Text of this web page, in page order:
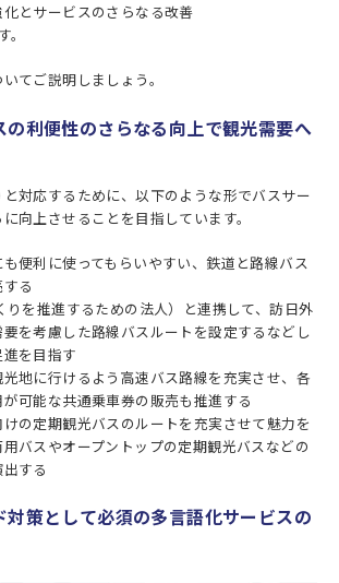
とサービスのさらなる改善
てご説明しましょう。
の利便性のさらなる向上で観光需要へ
対応するために、以下のような形でバスサー
向上させることを目指しています。
便利に使ってもらいやすい、鉄道と路線バス
る
りを推進するための法人）と連携して、訪日外
を考慮した路線バスルートを設定するなどし
を目指す
地に行けるよう高速バス路線を充実させ、各
可能な共通乗車券の販売も推進する
の定期観光バスのルートを充実させて魅力を
バスやオープントップの定期観光バスなどの
する
対策として必須の多言語化サービスの